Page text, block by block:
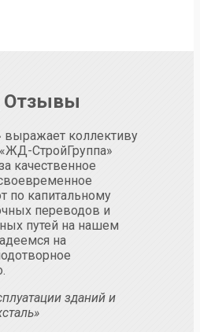
Отзывы
коллективу
СтройГруппа»
качественное
по капитальному
переводов и
путей на нашем
на
зданий и